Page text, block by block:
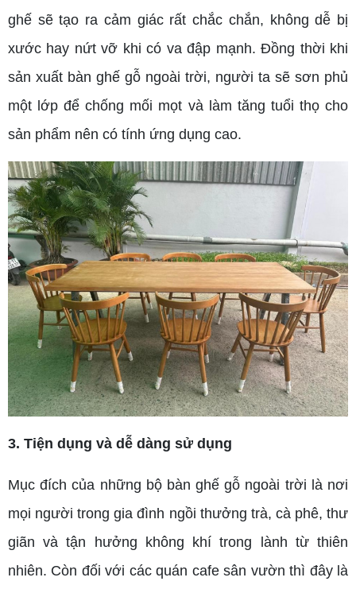
ghế sẽ tạo ra cảm giác rất chắc chắn, không dễ bị
xước hay nứt vỡ khi có va đập mạnh. Đồng thời khi
sản xuất bàn ghế gỗ ngoài trời, người ta sẽ sơn phủ
một lớp để chống mối mọt và làm tăng tuổi thọ cho
sản phẩm nên có tính ứng dụng cao.
3. Tiện dụng và dễ dàng sử dụng
Mục đích của những bộ bàn ghế gỗ ngoài trời là nơi
mọi người trong gia đình ngồi thưởng trà, cà phê, thư
giãn và tận hưởng không khí trong lành từ thiên
nhiên. Còn đối với các quán cafe sân vườn thì đây là